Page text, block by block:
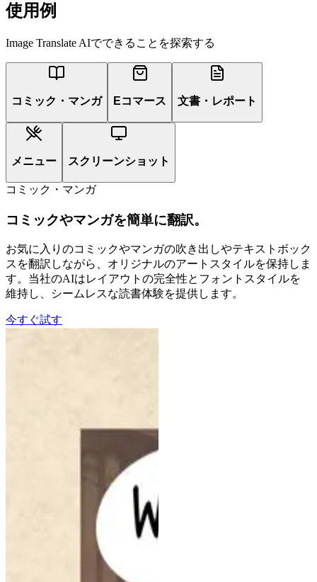
使用例
Image Translate AIでできることを探索する
コミック・マンガ Eコマース 文書・レポート
メニュー スクリーンショット
コミック・マンガ
コミックやマンガを簡単に翻訳。
お気に入りのコミックやマンガの吹き出しやテキストボック
スを翻訳しながら、オリジナルのアートスタイルを保持しま
す。当社のAIはレイアウトの完全性とフォントスタイルを
維持し、シームレスな読書体験を提供します。
今すぐ試す